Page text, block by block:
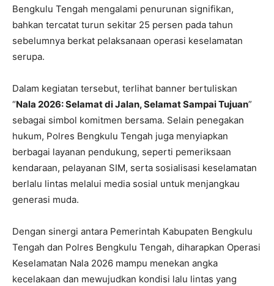
Bengkulu Tengah mengalami penurunan signifikan,
bahkan tercatat turun sekitar 25 persen pada tahun
sebelumnya berkat pelaksanaan operasi keselamatan
serupa.
Dalam kegiatan tersebut, terlihat banner bertuliskan
“Nala 2026: Selamat di Jalan, Selamat Sampai Tujuan”
sebagai simbol komitmen bersama. Selain penegakan
hukum, Polres Bengkulu Tengah juga menyiapkan
berbagai layanan pendukung, seperti pemeriksaan
kendaraan, pelayanan SIM, serta sosialisasi keselamatan
berlalu lintas melalui media sosial untuk menjangkau
generasi muda.
Dengan sinergi antara Pemerintah Kabupaten Bengkulu
Tengah dan Polres Bengkulu Tengah, diharapkan Operasi
Keselamatan Nala 2026 mampu menekan angka
kecelakaan dan mewujudkan kondisi lalu lintas yang